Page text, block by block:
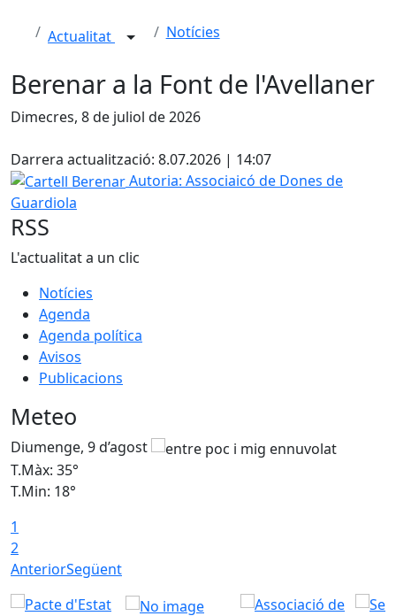
Actualitat Notícies
Berenar a la Font de l'Avellaner
Dimecres, 8 de juliol de 2026
Darrera actualització: 8.07.2026 | 14:07
Cartell Berenar
Autoria: Associaicó de Dones de
Guardiola
RSS
L'actualitat a un clic
Notícies
Agenda
Agenda política
Avisos
Publicacions
Meteo
Diumenge, 9 d’agost
T.Màx: 35°
T.Min: 18°
1
2
AnteriorSegüent